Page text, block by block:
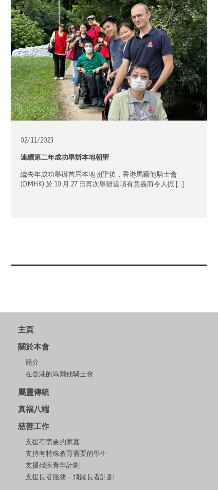
02/11/2023
連續第二年成功舉辦本地朝聖
繼去年成功舉辦首屆本地朝聖後，香港馬爾他騎士會
(OMHK) 於 10 月 27 日再次舉辦這項有意義而令人振 […]
主頁
關於本會
簡介
在香港的馬爾他騎士會
屬靈傳統
真福八端
慈善工作
支援有需要的家庭
支持有特殊教育需要的學生
支援殘疾青年計劃
支援長者服務 – 飛躍長者計劃